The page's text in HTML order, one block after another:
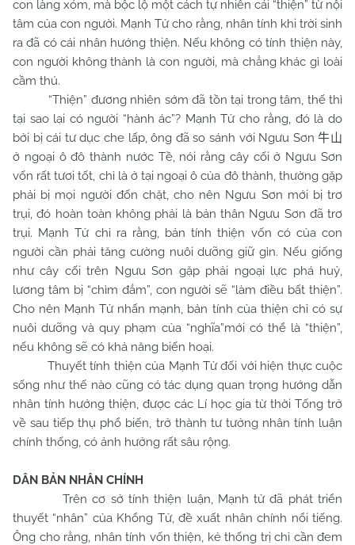
con làng xóm, mà bộc lộ một cách tự nhiên cái “thiện” từ nội
tâm của con người. Mạnh Tử cho rằng, nhân tính khi trời sinh
ra đã có cái nhân hướng thiện. Nếu không có tính thiện này,
con người không thành là con người, mà chẳng khác gì loài
cầm thú.
“Thiện” đương nhiên sớm đã tồn tại trong tâm, thế thì
tại sao lại có người “hành ác”? Mạnh Tử cho rằng, đó là do
bởi bị cái tư dục che lấp, ông đã so sánh với Ngưu Sơn牛山
ở ngoại ô đô thành nước Tề, nói rằng cây cối ở Ngưu Sơn
vốn rất tươi tốt, chỉ là ở tại ngoại ô của đô thành, thường gặp
phải bị mọi người đốn chặt, cho nên Ngưu Sơn mới bị trơ
trụi, đó hoàn toàn không phải là bản thân Ngưu Sơn đã trơ
trụi. Mạnh Tử chỉ ra rằng, bản tính thiện vốn có của con
người cần phải tăng cường nuôi dưỡng giữ gìn. Nếu giống
như cây cối trên Ngưu Sơn gặp phải ngoại lực phá huỷ,
lương tâm bị “chìm đắm”, con người sẽ “làm điều bất thiện”.
Cho nên Mạnh Tử nhấn mạnh, bản tính của thiện chỉ có sự
nuôi dưỡng và quy phạm của “nghĩa”mới có thể là “thiện”,
nếu không sẽ có khả năng biến hoại.
Thuyết tính thiện của Mạnh Tử đối với hiện thực cuộc
sống như thế nào cũng có tác dụng quan trọng hướng dẫn
nhân tính hướng thiện, được các Lí học gia từ thời Tống trở
về sau tiếp thụ phổ biến, trở thành tư tưởng nhân tính luận
chính thống, có ảnh hưởng rất sâu rộng.
DÂN BẢN NHÂN CHÍNH
Trên cơ sở tính thiện luận, Mạnh tử đã phát triển
thuyết “nhân” của Khổng Tử, đề xuất nhân chính nổi tiếng.
Ông cho rằng, nhân tính vốn thiện, kẻ thống trị chỉ cần đem